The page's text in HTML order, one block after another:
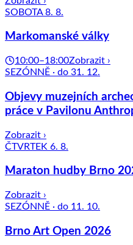
SOBOTA 8. 8.
Markomanské války
10:00–18:00Zobrazit ›
SEZÓNNĚ · do 31. 12.
Objevy muzejních
práce v Pavilonu
Zobrazit ›
ČTVRTEK 6. 8.
Maraton hudby Brno
Zobrazit ›
SEZÓNNĚ · do 11. 10.
Brno Art Open 2026